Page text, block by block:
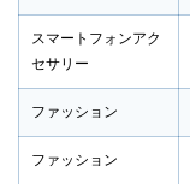
スマートフォンアク
セサリー
ファッション
ファッション